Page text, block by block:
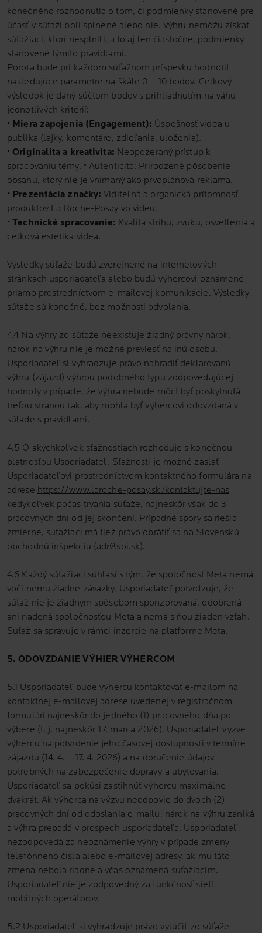
konečného rozhodnutia o tom, či podmienky stanovené pre
účasť v súťaži boli splnené alebo nie. Výhru nemôžu získať
súťažiaci, ktorí nesplnili, a to aj len čiastočne, podmienky
stanovené týmito pravidlami.
Porota bude pri každom súťažnom príspevku hodnotiť
nasledujúce parametre na škále 0 – 10 bodov. Celkový
výsledok je daný súčtom bodov s prihliadnutím na váhu
jednotlivých kritérií:
• Miera zapojenia (Engagement): Úspešnosť videa u
publika (lajky, komentáre, zdieľania, uloženia).
• Originalita a kreativita: Neopozeraný prístup k
spracovaniu témy. • Autenticita: Prirodzené pôsobenie
obsahu, ktorý nie je vnímaný ako prvoplánová reklama.
• Prezentácia značky: Viditeľná a organická prítomnosť
produktov La Roche-Posay vo videu.
•Technické spracovanie: Kvalita strihu, zvuku, osvetlenia a
celková estetika videa.
Výsledky súťaže budú zverejnené na internetových
stránkach usporiadateľa alebo budú výhercovi oznámené
priamo prostredníctvom e-mailovej komunikácie. Výsledky
súťaže sú konečné, bez možnosti odvolania.
4.4 Na výhry zo súťaže neexistuje žiadný právny nárok,
nárok na výhru nie je možné previesť na inú osobu.
Usporiadateľ si vyhradzuje právo nahradiť deklarovanú
výhru (zájazd) výhrou podobného typu zodpovedajúcej
hodnoty v prípade, že výhra nebude môcť byť poskytnutá
treťou stranou tak, aby mohla byť výhercovi odovzdaná v
súlade s pravidlami.
4.5 O akýchkoľvek sťažnostiach rozhoduje s konečnou
platnosťou Usporiadateľ. Sťažnosti je možné zaslať
Usporiadateľovi prostredníctvom kontaktného formulára na
adrese https://www.laroche-posay.sk/kontaktujte-nas
kedykoľvek počas trvania súťaže, najneskôr však do 3
pracovných dní od jej skončení. Prípadné spory sa riešia
zmierne, súťažiaci má tiež právo obrátiť sa na Slovenskú
obchodnú inšpekciu (adr@soi.sk).
4.6 Každý súťažiaci súhlasí s tým, že spoločnosť Meta nemá
voči nemu žiadne záväzky. Usporiadateľ potvrdzuje, že
súťaž nie je žiadnym spôsobom sponzorovaná, odobrená
ani riadená spoločnosťou Meta a nemá s ňou žiaden vzťah.
Súťaž sa spravuje v rámci inzercie na platforme Meta.
5. ODOVZDANIE VÝHIER VÝHERCOM
5.1 Usporiadateľ bude výhercu kontaktovať e-mailom na
kontaktnej e-mailovej adrese uvedenej v registračnom
formulári najneskôr do jedného (1) pracovného dňa po
výbere (t. j. najneskôr 17. marca 2026). Usporiadateľ vyzve
výhercu na potvrdenie jeho časovej dostupnosti v termíne
zájazdu (14. 4. – 17. 4. 2026) a na doručenie údajov
potrebných na zabezpečenie dopravy a ubytovania.
Usporiadateľ sa pokúsi zastihnúť výhercu maximálne
dvakrát. Ak výherca na výzvu neodpovie do dvoch (2)
pracovných dní od odoslania e-mailu, nárok na výhru zaniká
a výhra prepadá v prospech usporiadateľa. Usporiadateľ
nezodpovedá za neoznámenie výhry v prípade zmeny
telefónneho čísla alebo e-mailovej adresy, ak mu táto
zmena nebola riadne a včas oznámená súťažiacim.
Usporiadateľ nie je zodpovedný za funkčnosť sietí
mobilných operátorov.
5.2 Usporiadateľ si vyhradzuje právo vylúčiť zo súťaže